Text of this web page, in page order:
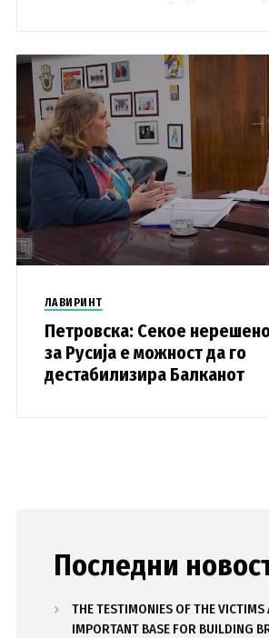
ЛАВИРИНТ
Петровска: Секое
за Русија е можност да го
дестабилизира Балканот
Последни
THE TESTIMONIES OF THE VICTIMS
IMPORTANT BASE FOR BUILDING